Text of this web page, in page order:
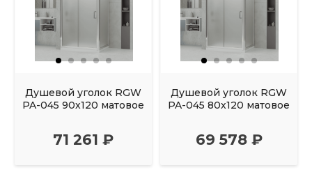
Душевой уголок RGW
PA-045 90х120 матовое
71 261 ₽
Душевой уголок RGW
PA-045 80х120 матовое
69 578 ₽